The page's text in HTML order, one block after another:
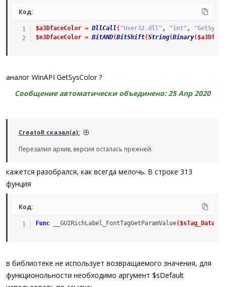
Код:
$a3DfaceColor = DllCall ("User32.dll" , "int" ,
$n3DfaceColor = BitAND(BitShift(String(Binary(
аналог WinAPI GetSysColor ?
Сообщение автоматически объединено: 25 Апр 2020
CreatoR сказал(а):
Перезалил архив, версия осталась прежней.
кажется разобрался, как всегда мелочь. В строке 313
фунция
Код:
Func __GUIRichLabel_FontTagGetParamValue($sTag_Data
в библиотеке не использует возвращаемого значения, для
функционольности необходимо аргумент $sDefault